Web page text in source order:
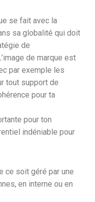
se fait avec la
sa globalité qui doit
de
de marque est
par exemple les
tout support de
pour ta
pour ton
indéniable pour
ce soit géré par une
en interne ou en